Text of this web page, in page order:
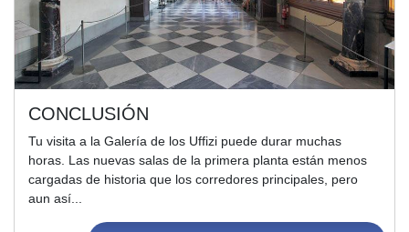
CONCLUSIÓN
Tu visita a la Galería de los Uffizi puede durar muchas
horas. Las nuevas salas de la primera planta están menos
cargadas de historia que los corredores principales, pero
aun así...